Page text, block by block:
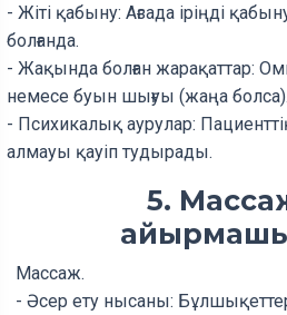
- Жіті қабыну: Ағзада іріңді
болғанда.
- Жақында болған жарақаттар:
немесе буын шығуы (жаңа болса).
- Психикалық аурулар:
алмауы қауіп тудырады.
5.
Массаж.
- Әсер ету нысаны: